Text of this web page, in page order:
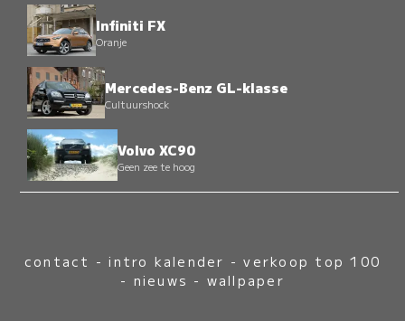
Infiniti FX
Oranje
Mercedes-Benz GL-klasse
Cultuurshock
Volvo XC90
Geen zee te hoog
contact -intro kalender -verkoop top 100
- nieuws - wallpaper